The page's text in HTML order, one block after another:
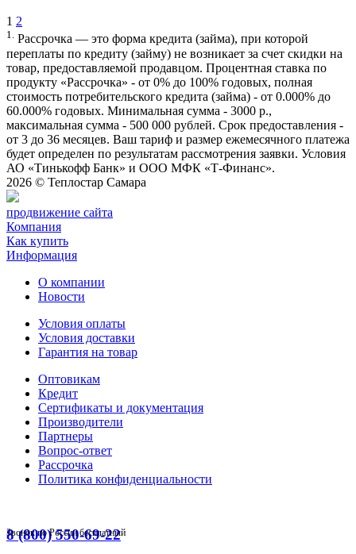
1 2
1. Рассрочка — это форма кредита (займа), при которой
переплаты по кредиту (займу) не возникает за счет скидки на
товар, предоставляемой продавцом. Процентная ставка по
продукту «Рассрочка» - от 0% до 100% годовых, полная
стоимость потребительского кредита (займа) - от 0.000% до
60.000% годовых. Минимальная сумма - 3000 р.,
максимальная сумма - 500 000 рублей. Срок предоставления -
от 3 до 36 месяцев. Ваш тариф и размер ежемесячного платежа
будет определен по результатам рассмотрения заявки. Условия
АО «Тинькофф Банк» и ООО МФК «Т-Финанс».
2026 © Теплостар Самара
продвижение сайта
Компания
Как купить
Информация
О компании
Новости
Условия оплаты
Условия доставки
Гарантия на товар
Оптовикам
Кредит
Сертификаты и документация
Производители
Партнеры
Вопрос-ответ
Рассрочка
Политика конфиденциальности
8 (800) 550-69-22
Звонок по России бесплатный